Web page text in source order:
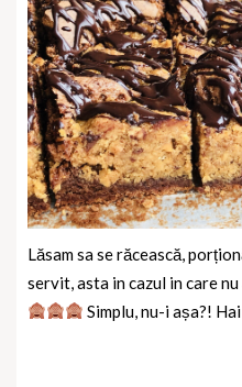
Lăsam sa se răcească,
servit, asta in cazul in care
Simplu, nu-i așa?!